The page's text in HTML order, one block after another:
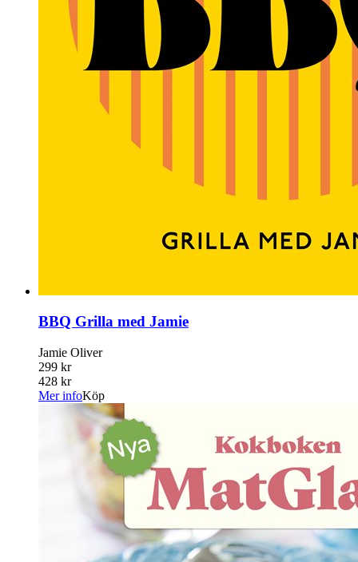
BBQ Grilla med Jamie
Jamie Oliver
299 kr
428 kr
Mer infoKöp